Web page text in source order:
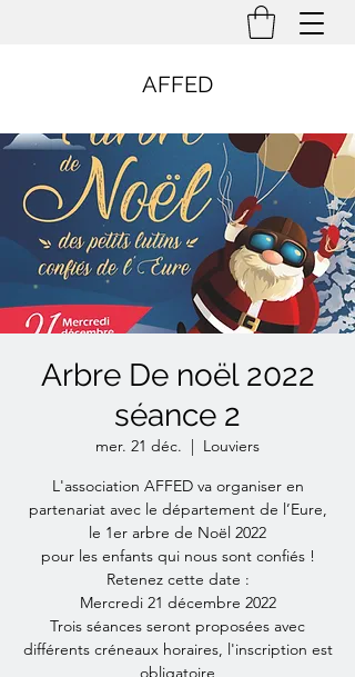
AFFED
Arbre De noël 2022
séance 2
mer. 21 déc.
  |
Louviers
L'association AFFED va organiser en
partenariat avec le département de l’Eure,
le 1er arbre de Noël 2022
pour les enfants qui nous sont confiés !
Retenez cette date :
Mercredi 21 décembre 2022
Trois séances seront proposées avec
différents créneaux horaires, l'inscription est
obligatoire